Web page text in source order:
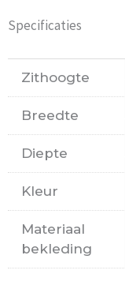
Specificaties
Zithoogte
Breedte
Diepte
Kleur
Materiaal
bekleding